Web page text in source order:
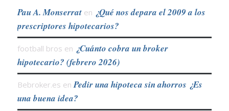
Pau A. Monserraten ¿Qué nos depara el 2009 a los
prescriptores hipotecarios?
football bros en ¿Cuánto cobra un broker
hipotecario? (febrero 2026)
Bebroker.es en Pedir una hipoteca sin ahorros ¿Es
una buena idea?